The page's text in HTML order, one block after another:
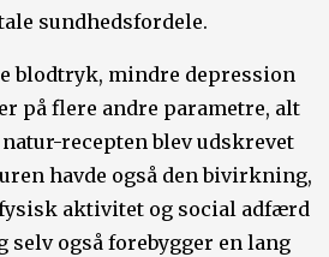
sundhedsfordele.
blodtryk, mindre depression
på flere andre parametre, alt
recepten blev udskrevet
havde også den bivirkning,
aktivitet og social adfærd
også forebygger en lang